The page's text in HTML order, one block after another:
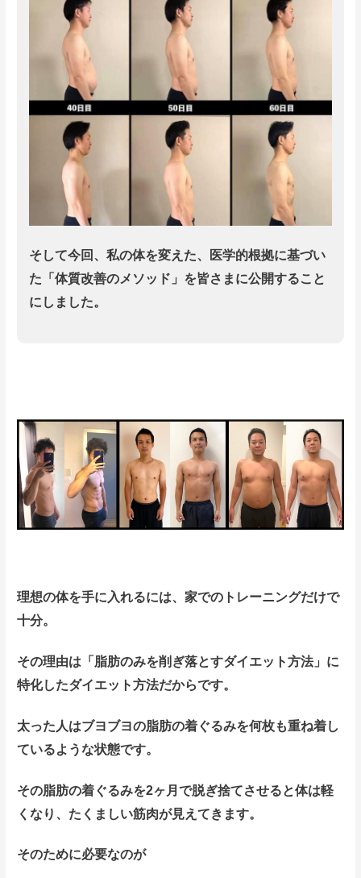
そして今回、私の体を変えた、医学的根拠に基づい
た「体質改善のメソッド」を皆さまに公開すること
にしました。
理想の体を手に入れるには、家でのトレーニングだけで
十分。
その理由は「脂肪のみを削ぎ落とすダイエット方法」に
特化したダイエット方法だからです。
太った人はブヨブヨの脂肪の着ぐるみを何枚も重ね着し
ているような状態です。
その脂肪の着ぐるみを2ヶ月で脱ぎ捨てさせると体は軽
くなり、たくましい筋肉が見えてきます。
そのために必要なのが